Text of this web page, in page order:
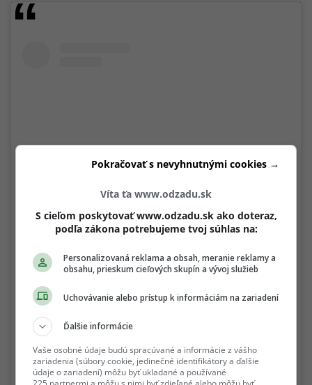
View this post on Instagram
Víta ťa www.odzadu.sk
S cieľom poskytovať www.odzadu.sk ako doteraz,
podľa zákona potrebujeme tvoj súhlas na:
Personalizovaná reklama a obsah, meranie reklamy a
obsahu, prieskum cieľových skupín a vývoj služieb
Uchovávanie alebo prístup k informáciám na zariadení
Ďalšie informácie
Vaše osobné údaje budú spracúvané a informácie z vášho
zariadenia (súbory cookie, jedinečné identifikátory a ďalšie
údaje o zariadení) môžu byť ukladané a používané
Pokračovať s nevyhnutnými cookies →